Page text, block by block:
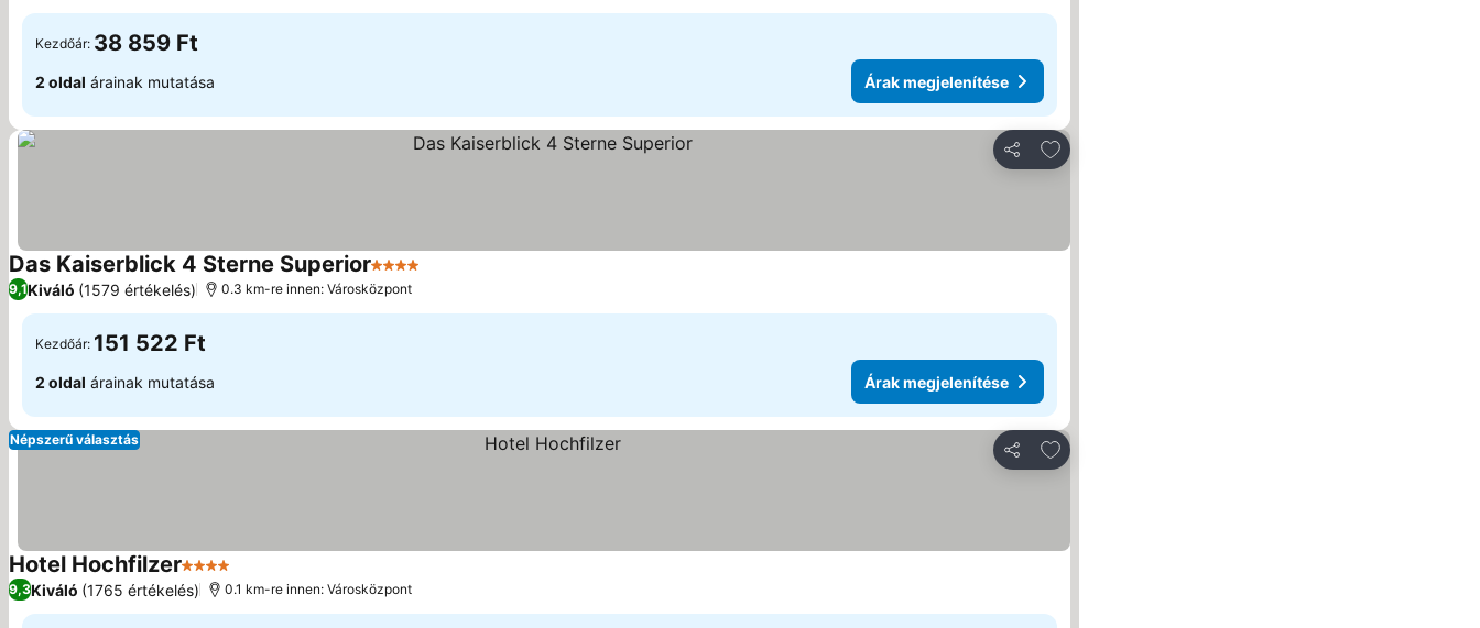
Kezdőár: 38 859 Ft
2 oldal árainak mutatása Árak megjelenítése
Megosztás
Hozzáadás a kedvencekhez
Das Kaiserblick 4 Sterne Superior4 Kategória
9,1Kiváló (1579 értékelés) 0.3 km-re innen: Városközpont
Kezdőár: 151 522 Ft
2 oldal árainak mutatása Árak megjelenítése
Megosztás
Hozzáadás a kedvencekhez
Népszerű választás
Hotel Hochfilzer4 Kategória
9,3Kiváló (1765 értékelés) 0.1 km-re innen: Városközpont